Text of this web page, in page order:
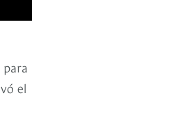
el